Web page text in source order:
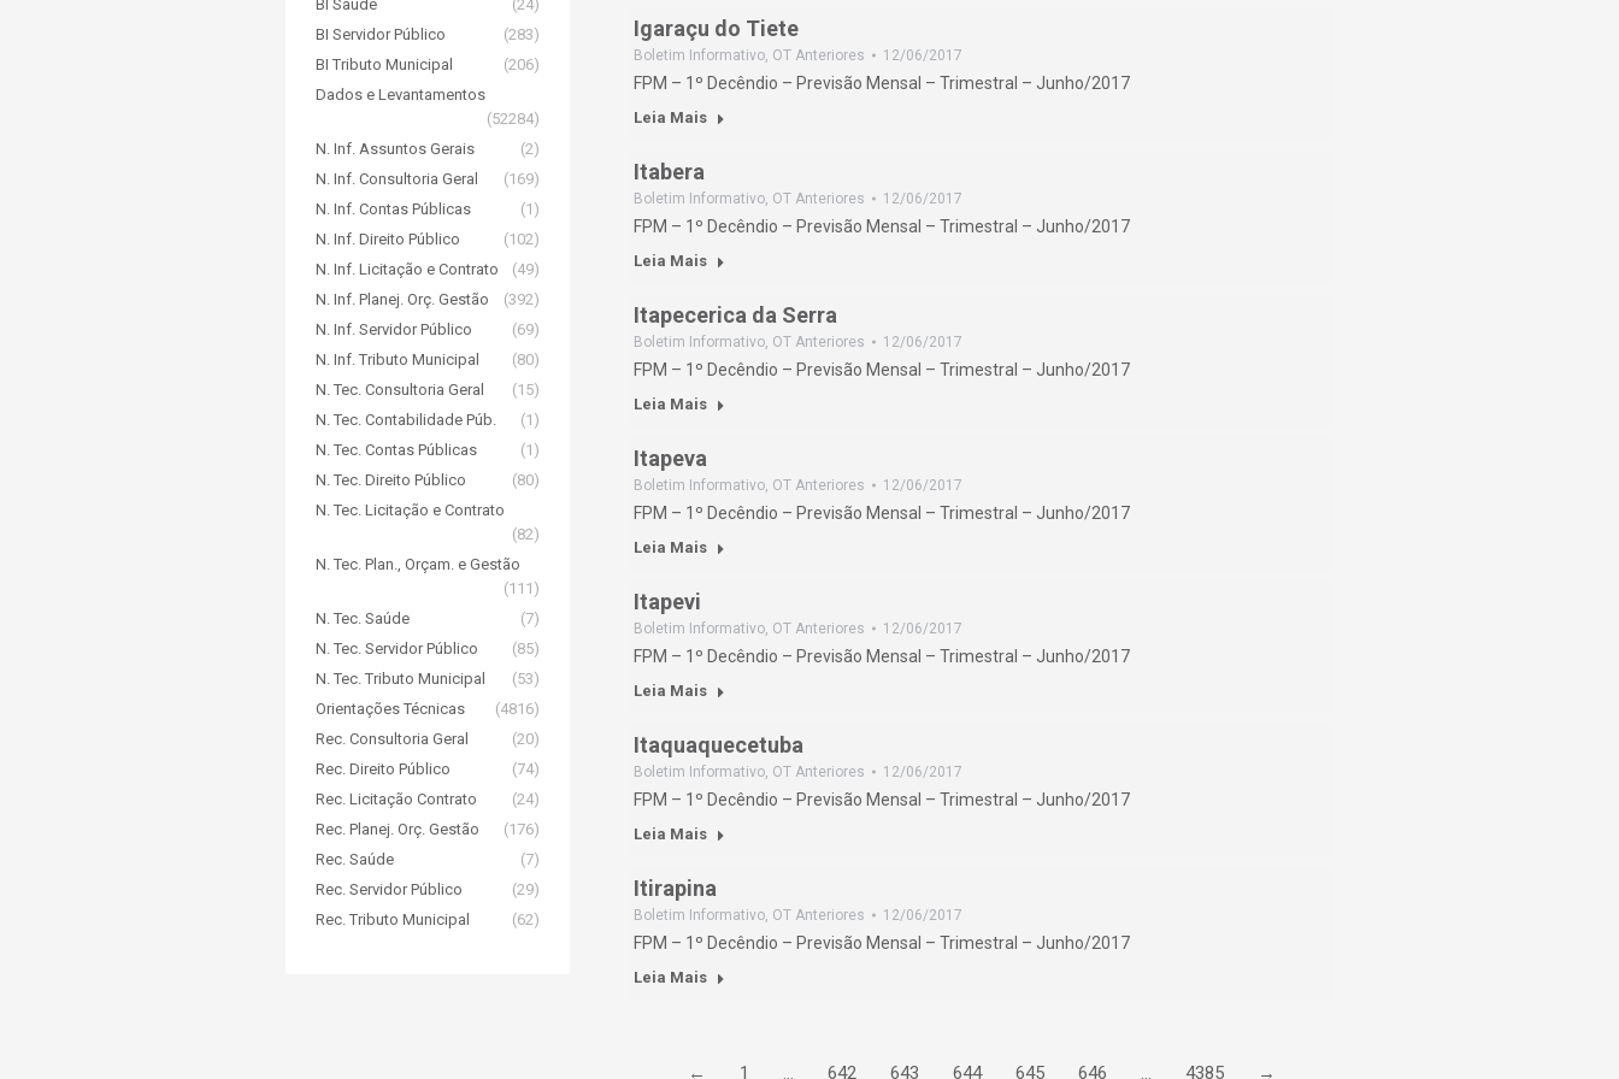
Igaraçu do Tiete
Boletim Informativo, OT Anteriores 12/06/2017
FPM – 1º Decêndio – Previsão Mensal – Trimestral – Junho/2017
Leia Mais
Itabera
Boletim Informativo, OT Anteriores 12/06/2017
FPM – 1º Decêndio – Previsão Mensal – Trimestral – Junho/2017
Leia Mais
Itapecerica da Serra
Boletim Informativo, OT Anteriores 12/06/2017
FPM – 1º Decêndio – Previsão Mensal – Trimestral – Junho/2017
Leia Mais
Itapeva
Boletim Informativo, OT Anteriores 12/06/2017
FPM – 1º Decêndio – Previsão Mensal – Trimestral – Junho/2017
Leia Mais
Itapevi
Boletim Informativo, OT Anteriores 12/06/2017
FPM – 1º Decêndio – Previsão Mensal – Trimestral – Junho/2017
Leia Mais
Itaquaquecetuba
Boletim Informativo, OT Anteriores 12/06/2017
FPM – 1º Decêndio – Previsão Mensal – Trimestral – Junho/2017
Leia Mais
Itirapina
Boletim Informativo, OT Anteriores 12/06/2017
FPM – 1º Decêndio – Previsão Mensal – Trimestral – Junho/2017
Leia Mais
← 1 … 642 643 644 645 646 … 4385 →
BI Saúde
(24)
BI Servidor Público
(283)
BI Tributo Municipal
(206)
Dados e Levantamentos
(52284)
N. Inf. Assuntos Gerais
(2)
N. Inf. Consultoria Geral
(169)
N. Inf. Contas Públicas
(1)
N. Inf. Direito Público
(102)
N. Inf. Licitação e Contrato
(49)
N. Inf. Planej. Orç. Gestão
(392)
N. Inf. Servidor Público
(69)
N. Inf. Tributo Municipal
(80)
N. Tec. Consultoria Geral
(15)
N. Tec. Contabilidade Púb.
(1)
N. Tec. Contas Públicas
(1)
N. Tec. Direito Público
(80)
N. Tec. Licitação e Contrato
(82)
N. Tec. Plan., Orçam. e Gestão
(111)
N. Tec. Saúde
(7)
N. Tec. Servidor Público
(85)
N. Tec. Tributo Municipal
(53)
Orientações Técnicas
(4816)
Rec. Consultoria Geral
(20)
Rec. Direito Público
(74)
Rec. Licitação Contrato
(24)
Rec. Planej. Orç. Gestão
(176)
Rec. Saúde
(7)
Rec. Servidor Público
(29)
Rec. Tributo Municipal
(62)